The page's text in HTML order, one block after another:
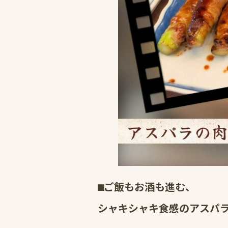
⬛︎ご飯もお酒も進む、
シャキシャキ食感のアスパ